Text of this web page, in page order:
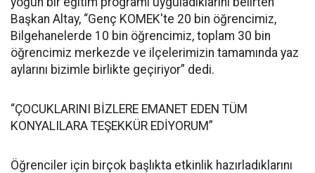
Başkan Altay, “Genç KOMEK'te 20 bin öğrencimiz,
Bilgehanelerde 10 bin öğrencimiz, toplam 30 bin
öğrencimiz merkezde ve ilçelerimizin tamamında yaz
aylarını bizimle birlikte geçiriyor” dedi.
“ÇOCUKLARINI BİZLERE EMANET EDEN TÜM
KONYALILARA TEŞEKKÜR EDİYORUM”
Öğrenciler için birçok başlıkta etkinlik hazırladıklarını